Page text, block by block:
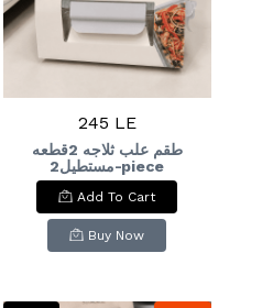
245 LE
طقم علب ثلاجه 2قطعه
مستطيل2-piece
rectangular refrigerator
container set
Add To Cart
Buy Now